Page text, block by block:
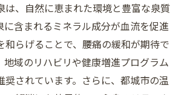
る腰痛ケアの違いを比較して解説
策を強化する入浴ポイント
に効果的な温泉入浴法とは何か
が実践する入浴時の注意ポイント
は、自然に恵まれた環境と豊富な泉質
に含まれるミネラル成分が血流を促進
和らげることで、腰痛の緩和が期待で
地域のリハビリや健康増進プログラム
奨されています。さらに、都城市の温